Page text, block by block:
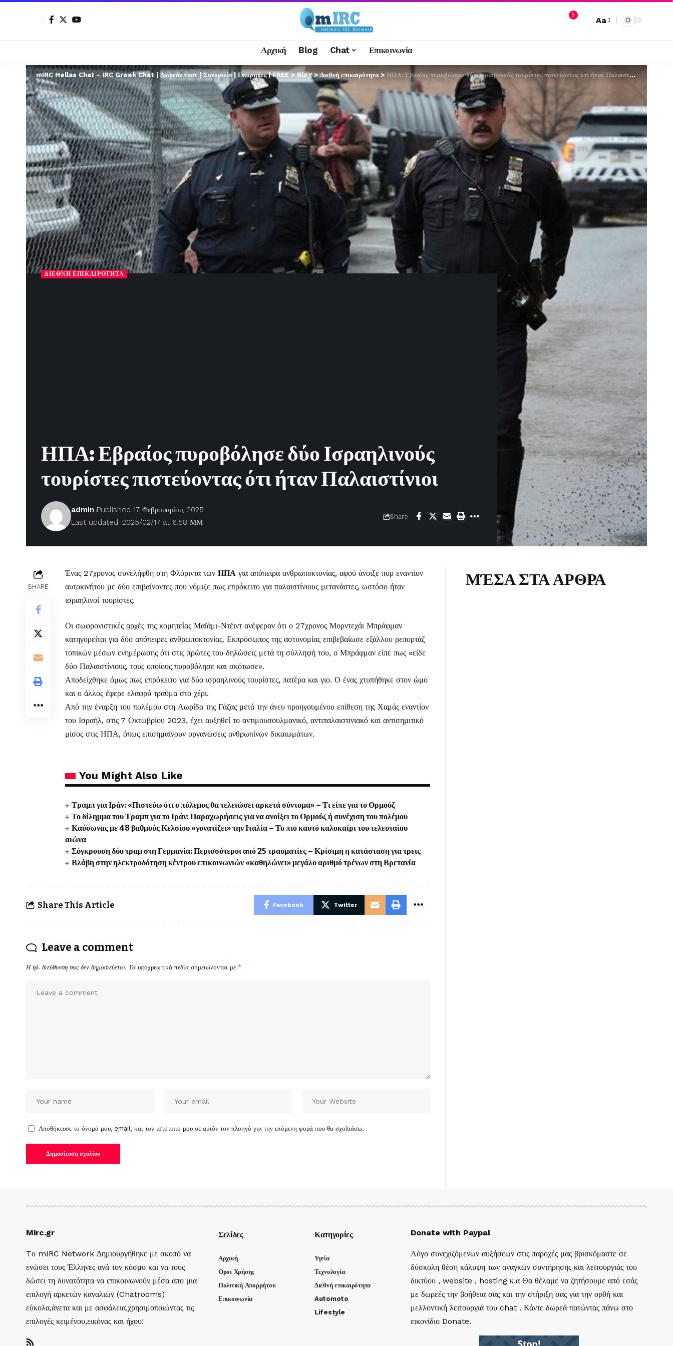
9
Aa
Αρχική Blog Chat Επικοινωνία
mIRC Hellas Chat - IRC Greek Chat | Δωρεάν τσατ | Συνομιλία | Γνωριμίες | FREE>Blog>Διεθνή επικαιρότητα> ΗΠΑ: Εβραίος πυροβόλησε δύο Ισραηλινούς τουρίστες πιστεύοντας ότι ήταν Παλαιστίνιοι
ΔΙΕΘΝΉ ΕΠΙΚΑΙΡΌΤΗΤΑ
ΗΠΑ: Εβραίος πυροβόλησε δύο Ισραηλινούς
τουρίστες πιστεύοντας ότι ήταν Παλαιστίνιοι
Last updated: 2025/02/17 at 6:58 ΜΜ
admin Published 17 Φεβρουαρίου, 2025
Share
SHARE
Ένας 27χρονος συνελήφθη στη Φλόριντα των ΗΠΑ για απόπειρα ανθρωποκτονίας, αφού άνοιξε πυρ εναντίον
αυτοκινήτου με δύο επιβαίνοντες που νόμιζε πως επρόκειτο για παλαιστίνιους μετανάστες, ωστόσο ήταν
ισραηλινοί τουρίστες.
Οι σωφρονιστικές αρχές της κομητείας Μαϊάμι-Ντέιντ ανέφεραν ότι ο 27χρονος Μορντεχάι Μπράφμαν
κατηγορείται για δύο απόπειρες ανθρωποκτονίας. Εκπρόσωπος της αστυνομίας επιβεβαίωσε εξάλλου ρεπορτάζ
τοπικών μέσων ενημέρωσης ότι στις πρώτες του δηλώσεις μετά τη σύλληψή του, ο Μπράφμαν είπε πως «είδε
δύο Παλαιστίνιους, τους οποίους πυροβόλησε και σκότωσε».
Αποδείχθηκε όμως πως επρόκειτο για δύο ισραηλινούς τουρίστες, πατέρα και γιο. Ο ένας χτυπήθηκε στον ώμο
και ο άλλος έφερε ελαφρύ τραύμα στο χέρι.
Από την έναρξη του πολέμου στη Λωρίδα της Γάζας μετά την άνευ προηγουμένου επίθεση της Χαμάς εναντίον
του Ισραήλ, στις 7 Οκτωβρίου 2023, έχει αυξηθεί το αντιμουσουλμανικό, αντιπαλαιστινιακό και αντισημιτικό
μίσος στις ΗΠΑ, όπως επισημαίνουν οργανώσεις ανθρωπίνων δικαιωμάτων.
You Might Also Like
Τραμπ για Ιράν: «Πιστεύω ότι ο πόλεμος θα τελειώσει αρκετά σύντομα» – Τι είπε για το Ορμούζ
Το δίλημμα του Τραμπ για το Ιράν: Παραχωρήσεις για να ανοίξει το Ορμούζ ή συνέχιση του πολέμου
Καύσωνας με 48 βαθμούς Κελσίου «γονατίζει» την Ιταλία – Το πιο καυτό καλοκαίρι του τελευταίου
αιώνα
Σύγκρουση δύο τραμ στη Γερμανία: Περισσότεροι από 25 τραυματίες – Κρίσιμη η κατάσταση για τρεις
Βλάβη στην ηλεκτροδότηση κέντρου επικοινωνιών «καθηλώνει» μεγάλο αριθμό τρένων στη Βρετανία
Share This Article Facebook Twitter
Leave a comment
Η ηλ. διεύθυνση σας δεν δημοσιεύεται. Τα υποχρεωτικά πεδία σημειώνονται με *
Αποθήκευσε το όνομά μου, email, και τον ιστότοπο μου σε αυτόν τον πλοηγό για την επόμενη φορά που θα σχολιάσω.
ΜΈΣΑ ΣΤΑ ΑΡΘΡΑ
Mirc.gr
Tο mIRC Network Δημιουργήθηκε με σκοπό να
ενώσει τους Έλληνες ανά τον κόσμο και να τους
δώσει τη δυνατότητα να επικοινωνούν μέσα απο μια
επιλογή αρκετών καναλιών (Chatrooms)
εύκολα,άνετα και με ασφάλεια,χρησιμοποιώντας τις
επιλογές κειμένου,εικόνας και ήχου!
Σελίδες
Αρχική
Οροι Χρήσης
Πολιτική Απορρήτου
Επικοινωνία
Κατηγορίες
Υγεία
Τεχνολογία
Διεθνή επικαιρότητα
Automoto
Lifestyle
Donate with Paypal
Λόγο συνεχιζόμενων αυξήσεων στις παροχές μας βρισκόμαστε σε
δύσκολη θέση κάλυψη των αναγκών συντήρησης και λειτουργιάς του
δικτύου , website , hosting κ.α Θα θέλαμε να ζητήσουμε από εσάς
με δωρεές την βοήθεια σας και την στήριξη σας για την ορθή και
μελλοντική λειτουργιά του chat . Κάντε δωρεά πατώντας πάνω στο
εικονίδιο Donate.